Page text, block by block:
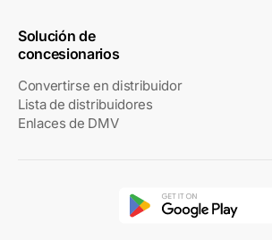
Solución de
concesionarios
Convertirse en distribuidor
Lista de distribuidores
Enlaces de DMV